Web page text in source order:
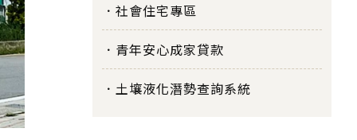
社會住宅專區
青年安心成家貸款
土壤液化潛勢查詢系統